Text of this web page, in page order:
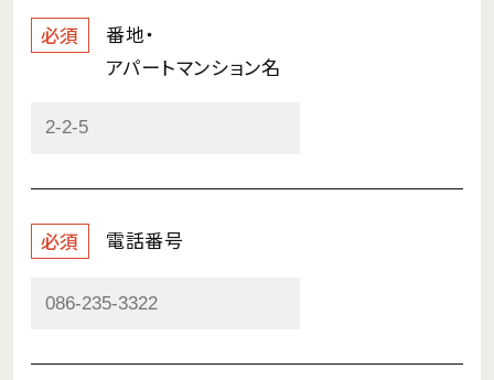
必須
番地・
アパートマンション名
必須 電話番号